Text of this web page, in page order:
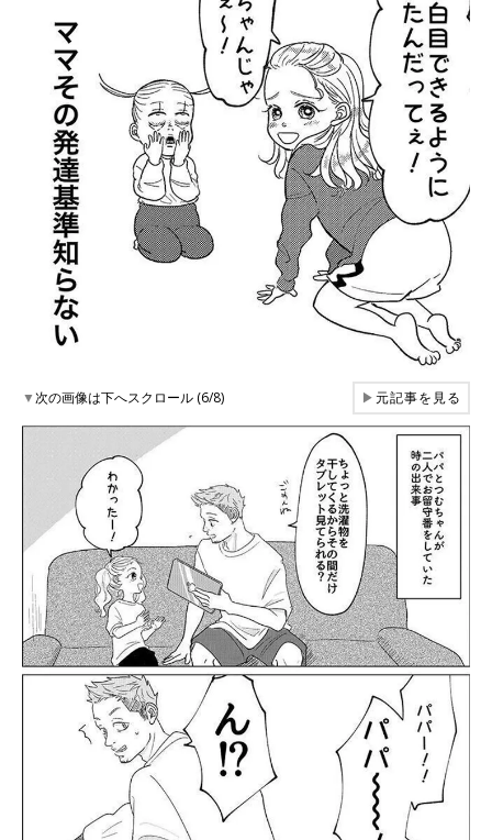
▼次の画像は下へスクロール (6/8) ▶元記事を見る